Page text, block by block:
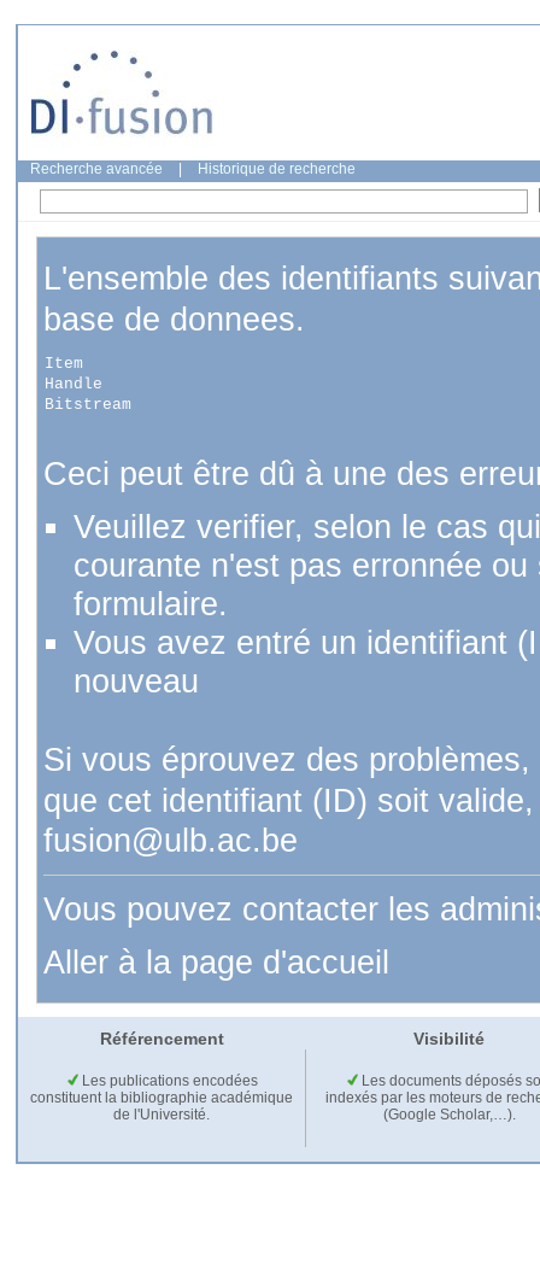
Recherche avancée Historique de recherche
L'ensemble des identifiants
base de donnees.
Item
Handle
Bitstream
Ceci peut être dû à une des
Veuillez verifier, selon le cas
courante n'est pas erronnée
formulaire.
Vous avez entré un identifiant
nouveau
Si vous éprouvez des
que cet identifiant (ID) soit
fusion@ulb.ac.be
Vous pouvez contacter les
Aller à la page d'accueil
Référencement Visibilité
Les publications encodées
constituent la bibliographie académique
de l'Université.
Les documents déposés
indexés par les moteurs de
(Google Scholar,…).